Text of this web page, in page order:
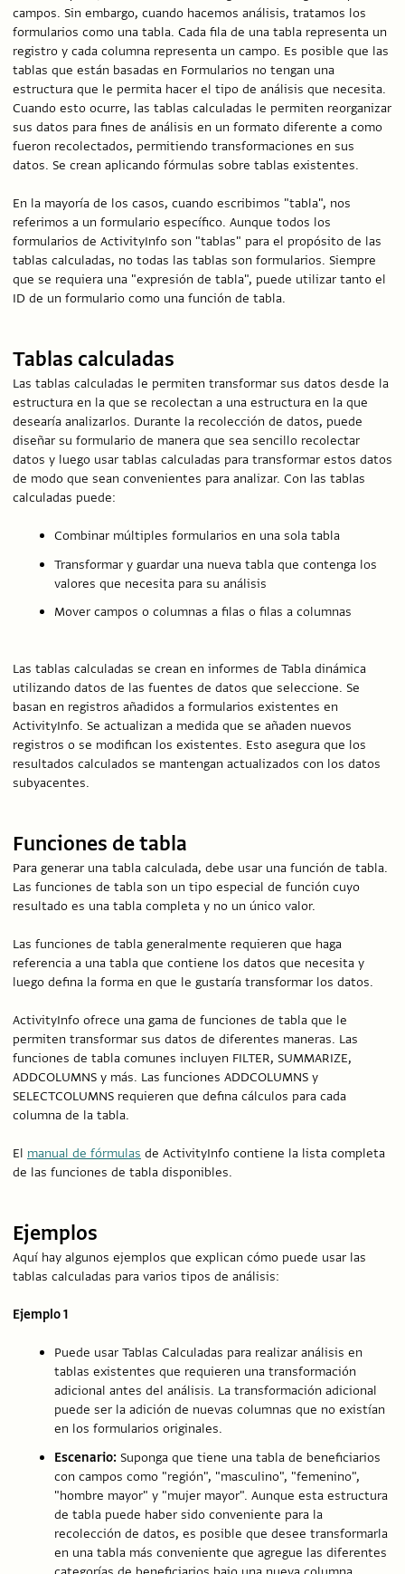
campos. Sin embargo, cuando hacemos análisis, tratamos los
formularios como una tabla. Cada fila de una tabla representa un
registro y cada columna representa un campo. Es posible que las
tablas que están basadas en Formularios no tengan una
estructura que le permita hacer el tipo de análisis que necesita.
Cuando esto ocurre, las tablas calculadas le permiten reorganizar
sus datos para fines de análisis en un formato diferente a como
fueron recolectados, permitiendo transformaciones en sus
datos. Se crean aplicando fórmulas sobre tablas existentes.
En la mayoría de los casos, cuando escribimos "tabla", nos
referimos a un formulario específico. Aunque todos los
formularios de ActivityInfo son "tablas" para el propósito de las
tablas calculadas, no todas las tablas son formularios. Siempre
que se requiera una "expresión de tabla", puede utilizar tanto el
ID de un formulario como una función de tabla.
Tablas calculadas
Las tablas calculadas le permiten transformar sus datos desde la
estructura en la que se recolectan a una estructura en la que
desearía analizarlos. Durante la recolección de datos, puede
diseñar su formulario de manera que sea sencillo recolectar
datos y luego usar tablas calculadas para transformar estos datos
de modo que sean convenientes para analizar. Con las tablas
calculadas puede:
Combinar múltiples formularios en una sola tabla
Transformar y guardar una nueva tabla que contenga los
valores que necesita para su análisis
Mover campos o columnas a filas o filas a columnas
Las tablas calculadas se crean en informes de Tabla dinámica
utilizando datos de las fuentes de datos que seleccione. Se
basan en registros añadidos a formularios existentes en
ActivityInfo. Se actualizan a medida que se añaden nuevos
registros o se modifican los existentes. Esto asegura que los
resultados calculados se mantengan actualizados con los datos
subyacentes.
Funciones de tabla
Para generar una tabla calculada, debe usar una función de tabla.
Las funciones de tabla son un tipo especial de función cuyo
resultado es una tabla completa y no un único valor.
Las funciones de tabla generalmente requieren que haga
referencia a una tabla que contiene los datos que necesita y
luego defina la forma en que le gustaría transformar los datos.
ActivityInfo ofrece una gama de funciones de tabla que le
permiten transformar sus datos de diferentes maneras. Las
funciones de tabla comunes incluyen FILTER, SUMMARIZE,
ADDCOLUMNS y más. Las funciones ADDCOLUMNS y
SELECTCOLUMNS requieren que defina cálculos para cada
columna de la tabla.
El manual de fórmulas de ActivityInfo contiene la lista completa
de las funciones de tabla disponibles.
Ejemplos
Aquí hay algunos ejemplos que explican cómo puede usar las
tablas calculadas para varios tipos de análisis:
Ejemplo 1
Puede usar Tablas Calculadas para realizar análisis en
tablas existentes que requieren una transformación
adicional antes del análisis. La transformación adicional
puede ser la adición de nuevas columnas que no existían
en los formularios originales.
Escenario: Suponga que tiene una tabla de beneficiarios
con campos como "región", "masculino", "femenino",
"hombre mayor" y "mujer mayor". Aunque esta estructura
de tabla puede haber sido conveniente para la
recolección de datos, es posible que desee transformarla
en una tabla más conveniente que agregue las diferentes